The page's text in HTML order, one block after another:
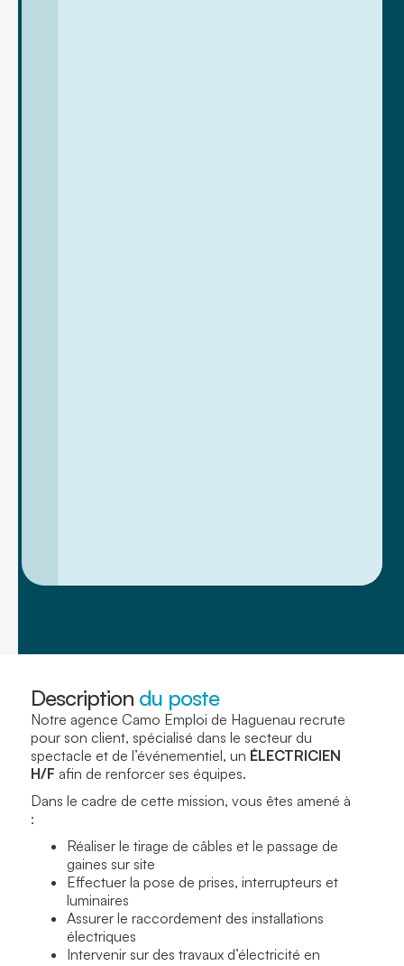
Description du poste
Notre agence Camo Emploi de Haguenau recrute
pour son client, spécialisé dans le secteur du
spectacle et de l’événementiel, un ÉLECTRICIEN
H/F afin de renforcer ses équipes.
Dans le cadre de cette mission, vous êtes amené à
:
Réaliser le tirage de câbles et le passage de
gaines sur site
Effectuer la pose de prises, interrupteurs et
luminaires
Assurer le raccordement des installations
électriques
Intervenir sur des travaux d’électricité en